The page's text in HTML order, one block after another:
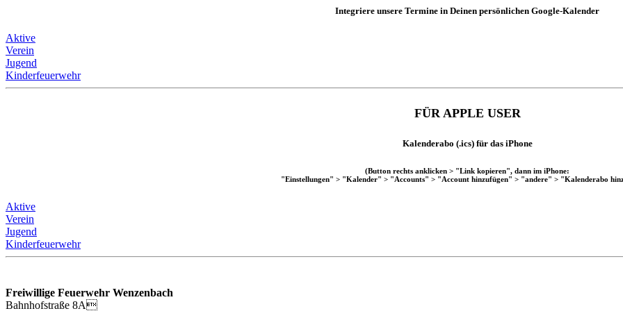
Integriere unsere Termine in Deinen persönlichen Google-Kalender
Aktive
Verein
Jugend
Kinderfeuerwehr
FÜR APPLE USER
Kalenderabo (.ics) für das iPhone
(Button rechts anklicken > "Link kopieren", dann im iPhone:
"Einstellungen" > "Kalender" > "Accounts" > "Account hinzufügen" > "andere" > "Kalenderabo
Aktive
Verein
Jugend
Kinderfeuerwehr
Freiwillige Feuerwehr Wenzenbach
Bahnhofstraße 8A